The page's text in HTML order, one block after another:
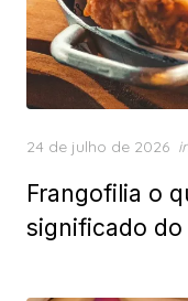
Posted
24 de julho de 2026
Frangofilia o
significado do